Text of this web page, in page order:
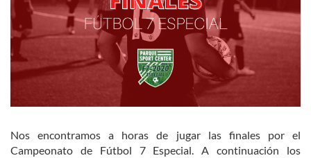
Nos encontramos a horas de jugar las finales por el
Campeonato de Fútbol 7 Especial. A continuación los